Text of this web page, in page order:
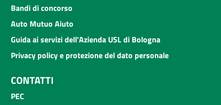
Bandi di concorso
Auto Mutuo Aiuto
Guida ai servizi dell'Azienda USL di Bologna
Privacy policy e protezione del dato personale
CONTATTI
PEC